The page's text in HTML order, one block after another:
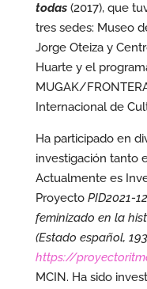
todas (2017), que
tres sedes: Museo
Jorge Oteiza y
Huarte y el
MUGAK/
Internacional de
Ha participado en
investigación tanto
Actualmente es
Proyecto PID2021-
feminizado en la
(Estado español,
https://
MCIN. Ha sido